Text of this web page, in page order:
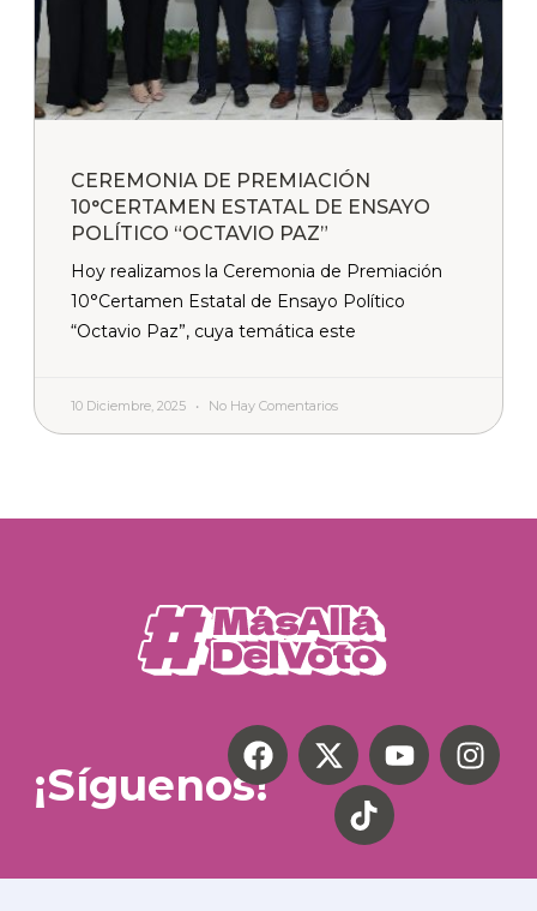
CEREMONIA DE PREMIACIÓN
10°CERTAMEN ESTATAL DE ENSAYO
POLÍTICO “OCTAVIO PAZ”
Hoy realizamos la Ceremonia de Premiación
10°Certamen Estatal de Ensayo Político
“Octavio Paz”, cuya temática este
10 Diciembre, 2025 No Hay Comentarios
¡Síguenos!